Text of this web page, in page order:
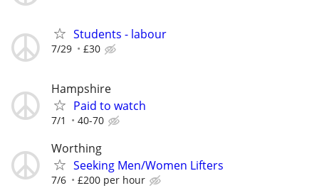
Students - labour
7/29 £30
Hampshire
Paid to watch
7/1 40-70
Worthing
Seeking Men/Women Lifters
7/6 £200 per hour